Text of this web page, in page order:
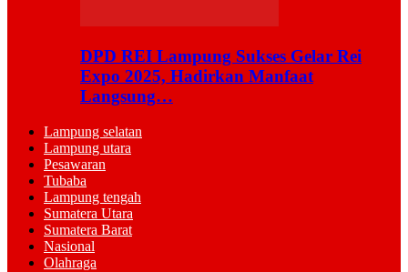
DPD REI Lampung Sukses Gelar Rei
Expo 2025, Hadirkan Manfaat
Langsung…
Lampung selatan
Lampung utara
Pesawaran
Tubaba
Lampung tengah
Sumatera Utara
Sumatera Barat
Nasional
Olahraga